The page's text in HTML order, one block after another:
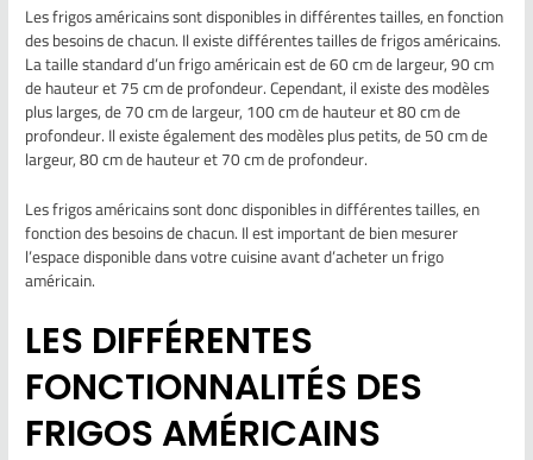
Les frigos américains sont disponibles in différentes tailles, en fonction
des besoins de chacun. Il existe différentes tailles de frigos américains.
La taille standard d’un frigo américain est de 60 cm de largeur, 90 cm
de hauteur et 75 cm de profondeur. Cependant, il existe des modèles
plus larges, de 70 cm de largeur, 100 cm de hauteur et 80 cm de
profondeur. Il existe également des modèles plus petits, de 50 cm de
largeur, 80 cm de hauteur et 70 cm de profondeur.
Les frigos américains sont donc disponibles in différentes tailles, en
fonction des besoins de chacun. Il est important de bien mesurer
l’espace disponible dans votre cuisine avant d’acheter un frigo
américain.
LES DIFFÉRENTES
FONCTIONNALITÉS DES
FRIGOS AMÉRICAINS